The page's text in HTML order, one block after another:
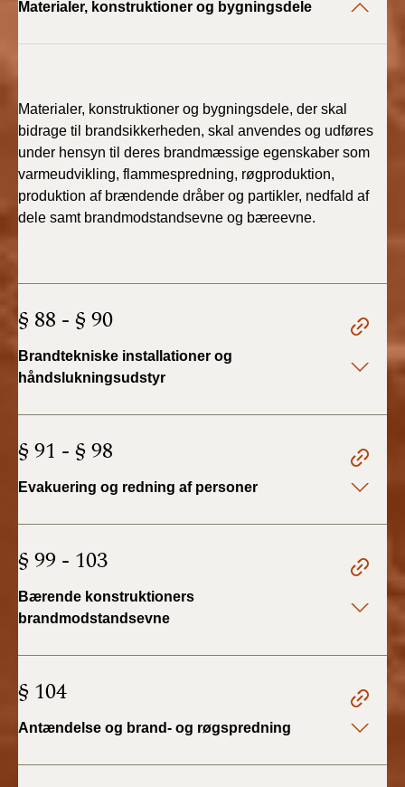
2022)
BR18 (29/6 - 31/12
2021)
BR18 (1/1-29/6
2021)
2020)
BR18 (1/1-9/3 2020)
BR18 (4/7-31/12
BR18 (1/1-4/7 2019)
BR18 (1/7-31/12
BR18 (1/1-30/6
BR15 (2015-2018)
Tidligere BR (1961-
Materialer, konstruktioner og bygningsdele
Materialer, konstruktioner og bygningsdele, der skal
bidrage til brandsikkerheden, skal anvendes og udføres
under hensyn til deres brandmæssige egenskaber som
varmeudvikling, flammespredning, røgproduktion,
produktion af brændende dråber og partikler, nedfald af
dele samt brandmodstandsevne og bæreevne.
§ 88 - § 90
Brandtekniske installationer og
håndslukningsudstyr
§ 91 - § 98
Evakuering og redning af personer
§ 99 - 103
Bærende konstruktioners
brandmodstandsevne
§ 104
Antændelse og brand- og røgspredning